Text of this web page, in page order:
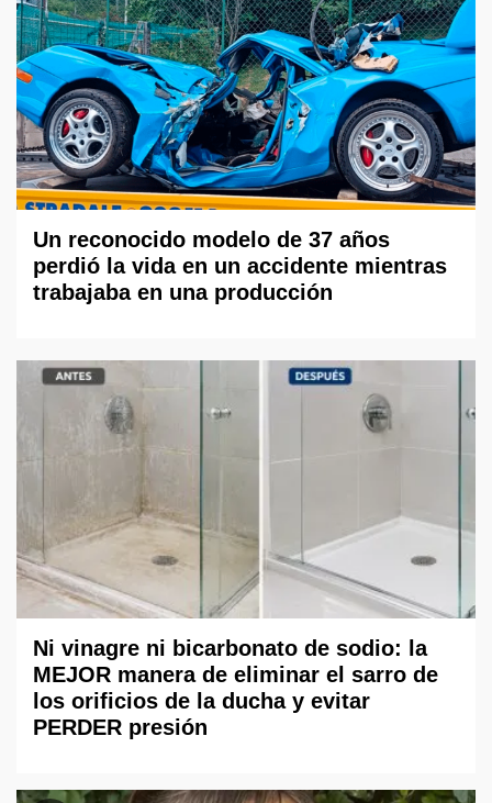
Un reconocido modelo de 37 años
perdió la vida en un accidente mientras
trabajaba en una producción
Ni vinagre ni bicarbonato de sodio: la
MEJOR manera de eliminar el sarro de
los orificios de la ducha y evitar
PERDER presión